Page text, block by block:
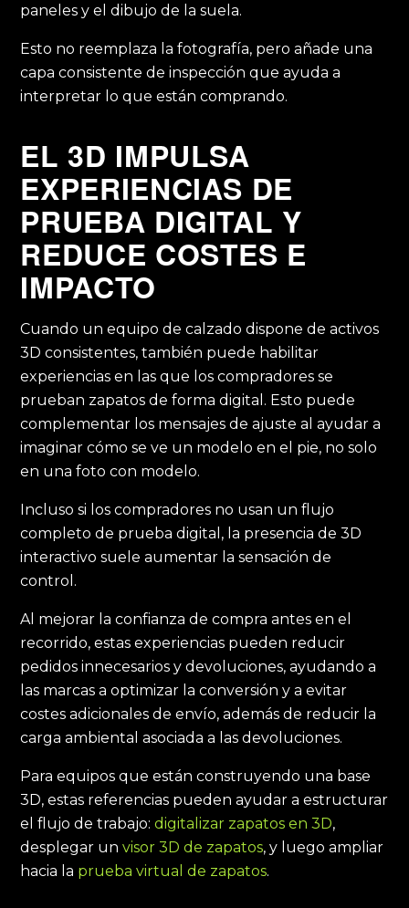
paneles y el dibujo de la suela.
Esto no reemplaza la fotografía, pero añade una
capa consistente de inspección que ayuda a
interpretar lo que están comprando.
EL 3D IMPULSA
EXPERIENCIAS DE
PRUEBA DIGITAL Y
REDUCE COSTES E
IMPACTO
Cuando un equipo de calzado dispone de activos
3D consistentes, también puede habilitar
experiencias en las que los compradores se
prueban zapatos de forma digital. Esto puede
complementar los mensajes de ajuste al ayudar a
imaginar cómo se ve un modelo en el pie, no solo
en una foto con modelo.
Incluso si los compradores no usan un flujo
completo de prueba digital, la presencia de 3D
interactivo suele aumentar la sensación de
control.
Al mejorar la confianza de compra antes en el
recorrido, estas experiencias pueden reducir
pedidos innecesarios y devoluciones, ayudando a
las marcas a optimizar la conversión y a evitar
costes adicionales de envío, además de reducir la
carga ambiental asociada a las devoluciones.
Para equipos que están construyendo una base
3D, estas referencias pueden ayudar a estructurar
el flujo de trabajo:digitalizar zapatos en 3D,
desplegar unvisor 3D de zapatos, y luego ampliar
hacia la prueba virtual de zapatos.